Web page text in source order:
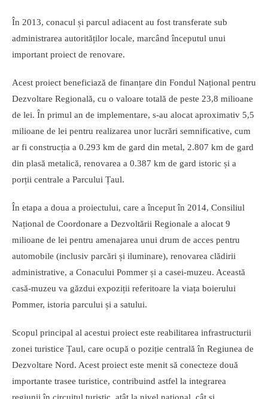
În 2013, conacul și parcul adiacent au fost transferate sub
administrarea autorităților locale, marcând începutul unui
important proiect de renovare.
Acest proiect beneficiază de finanțare din Fondul Național pentru
Dezvoltare Regională, cu o valoare totală de peste 23,8 milioane
de lei. În primul an de implementare, s-au alocat aproximativ 5,5
milioane de lei pentru realizarea unor lucrări semnificative, cum
ar fi construcția a 0.293 km de gard din metal, 2.807 km de gard
din plasă metalică, renovarea a 0.387 km de gard istoric și a
porții centrale a Parcului Țaul.
În etapa a doua a proiectului, care a început în 2014, Consiliul
Național de Coordonare a Dezvoltării Regionale a alocat 9
milioane de lei pentru amenajarea unui drum de acces pentru
automobile (inclusiv parcări și iluminare), renovarea clădirii
administrative, a Conacului Pommer și a casei-muzeu. Această
casă-muzeu va găzdui expoziții referitoare la viața boierului
Pommer, istoria parcului și a satului.
Scopul principal al acestui proiect este reabilitarea infrastructurii
zonei turistice Țaul, care ocupă o poziție centrală în Regiunea de
Dezvoltare Nord. Acest proiect este menit să conecteze două
importante trasee turistice, contribuind astfel la integrarea